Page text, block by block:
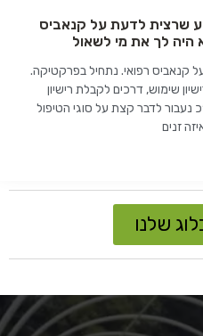
שרצית לדעת על קנאביס
היה לך את מי לשאול
קנאביס רפואי. נתחיל בפרקטיקה.
שימוש, דרכים לקבלת רישיון
נעבור לדבר קצת על סוגי הטיפול
זנים
שלנו